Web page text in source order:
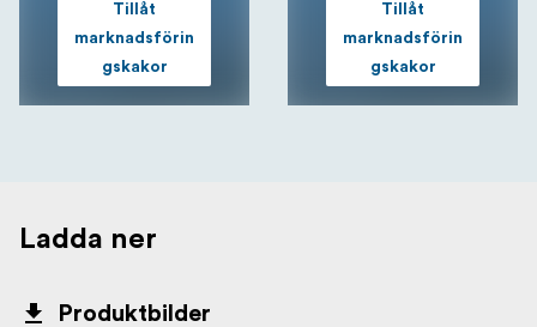
Tillåt
marknadsförin
gskakor
Tillåt
marknadsförin
gskakor
Ladda ner
Produktbilder